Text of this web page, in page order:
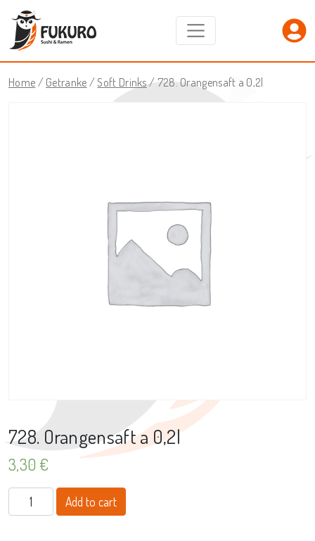
Home /Getranke /Soft Drinks/ 728. Orangensaft a 0,2l
728. Orangensaft a 0,2l
3,30 €
728. Orangensaft a 0,2l quantity
Add to cart